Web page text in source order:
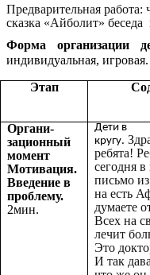
Предварительная работа:
сказка «Айболит»
Форма организации
индивидуальная, игровая.
Этап
Органи-
зационный
момент
Мотивация.
Введение в
проблему.
2мин.
Дети в
кругу.
ребята!
сегодня
письмо
на есть
думаете
Всех на
лечит
Это
И так